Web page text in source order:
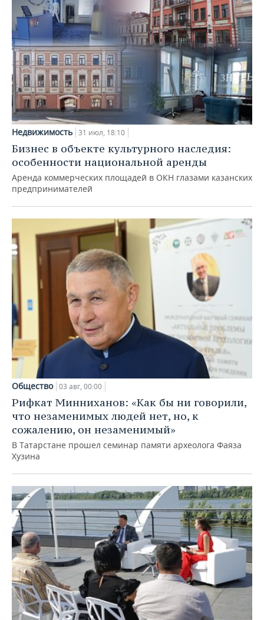
Недвижимость 31 июл, 18:10
Бизнес в объекте культурного наследия:
особенности национальной аренды
Аренда коммерческих площадей в ОКН глазами казанских
предпринимателей
Общество 03 авг, 00:00
Рифкат Минниханов: «Как бы ни говорили,
что незаменимых людей нет, но, к
сожалению, он незаменимый»
В Татарстане прошел семинар памяти археолога Фаяза
Хузина